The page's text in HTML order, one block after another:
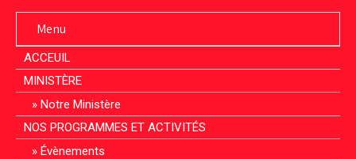
Menu
ACCEUIL
MINISTÈRE
Notre Ministère
NOS PROGRAMMES ET ACTIVITÉS
Évènements